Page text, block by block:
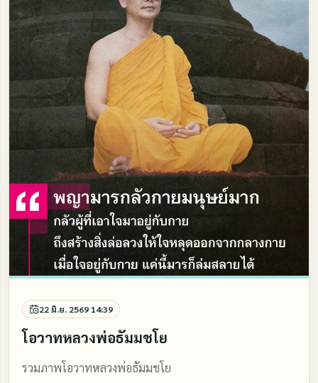
ติดต่อ
22 มิ.ย. 2569 14:39
โอวาทหลวงพ่อธัมมชโย
รวมภาพโอวาทหลวงพ่อธัมมชโย